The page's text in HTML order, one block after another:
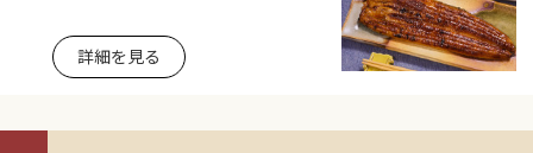
詳細を見る